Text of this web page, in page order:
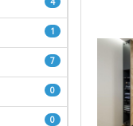
1
7
0
0